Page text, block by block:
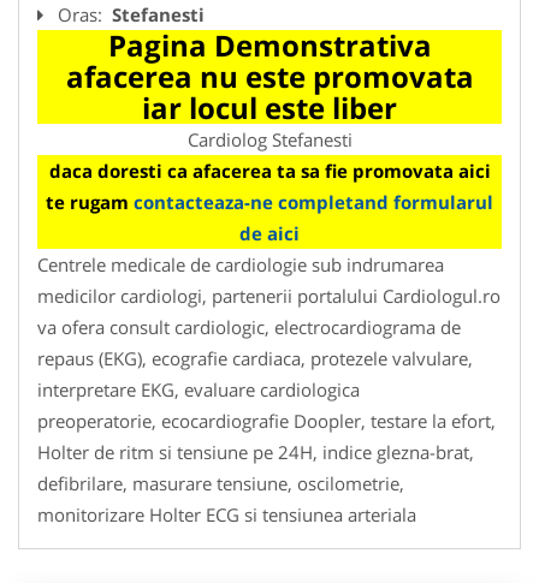
Oras: Stefanesti
Pagina Demonstrativa
afacerea nu este promovata
iar locul este liber
Cardiolog Stefanesti
daca doresti ca afacerea ta sa fie promovata aici
te rugam contacteaza-ne completand formularul
de aici
Centrele medicale de cardiologie sub indrumarea
medicilor cardiologi, partenerii portalului Cardiologul.ro
va ofera consult cardiologic, electrocardiograma de
repaus (EKG), ecografie cardiaca, protezele valvulare,
interpretare EKG, evaluare cardiologica
preoperatorie, ecocardiografie Doopler, testare la efort,
Holter de ritm si tensiune pe 24H, indice glezna-brat,
defibrilare, masurare tensiune, oscilometrie,
monitorizare Holter ECG si tensiunea arteriala